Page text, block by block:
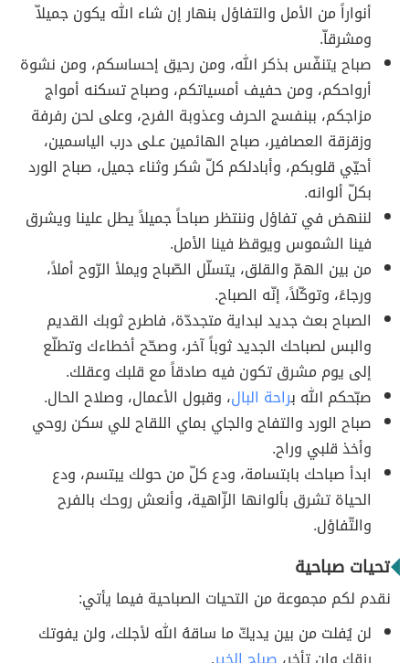
أنواراً من الأمل والتفاؤل بنهار إن شاء الله يكون جميلاّ
ومشرقاّ.
صباح يتنفّس بذكر الله، ومن رحيق إحساسكم، ومن نشوة
أرواحكم، ومن حفيف أمسياتكم، وصباح تسكنه أمواج
مزاجكم، ببنفسج الحرف وعذوبة الفرح، وعلى لحن رفرفة
وزقزقة العصافير، صباح الهائمين عـلى درب الياسمين،
أحيّي قلوبكم، وأبادلكم كلّ شكر وثناء جميل، صباح الورد
بكلّ ألوانه.
لننهض في تفاؤل وننتظر صباحاً جميلاً يطل علينا ويشرق
فينا الشموس ويوقظ فينا الأمل.
من بين الهمّ والقلق، يتسلّل الصّباح ويملأ الرّوح أملاً،
ورجاءً، وتوكّلاً، إنّه الصباح.
الصباح بعث جديد لبداية متجددّة، فاطرح ثوبك القديم
والبس لصباحك الجديد ثوباً آخر، وصحّح أخطاءك وتطلّع
إلى يوم مشرق تكون فيه صادقاً مع قلبك وعقلك.
صبّحكم الله براحة البال، وقبول الأعمال، وصلاح الحال.
صباح الورد والتفاح والجاي بماي اللقاح للي سكن روحي
وأخذ قلبي وراح.
ابدأ صباحك بابتسامة، ودع كلّ من حولك يبتسم، ودع
الحياة تشرق بألوانها الزّاهية، وأنعش روحك بالفرح
والتّفاؤل.
تحيات صباحية
نقدم لكم مجموعة من التحيات الصباحية فيما يأتي:
لن يُفلت من بين يديكّ ما ساقهُ الله لأجلك، ولن يفوتك